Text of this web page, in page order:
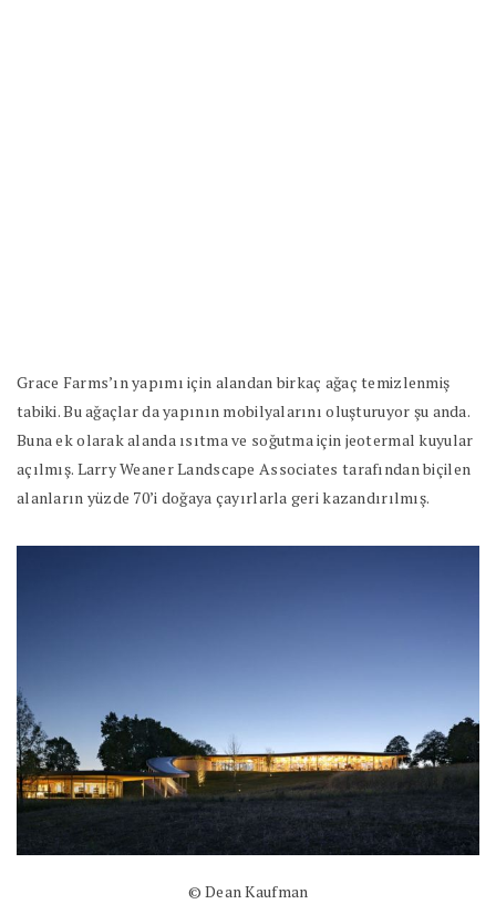
Grace Farms’ın yapımı için alandan birkaç ağaç temizlenmiş
tabiki. Bu ağaçlar da yapının mobilyalarını oluşturuyor şu anda.
Buna ek olarak alanda ısıtma ve soğutma için jeotermal kuyular
açılmış. Larry Weaner Landscape Associates tarafından biçilen
alanların yüzde 70’i doğaya çayırlarla geri kazandırılmış.
© Dean Kaufman